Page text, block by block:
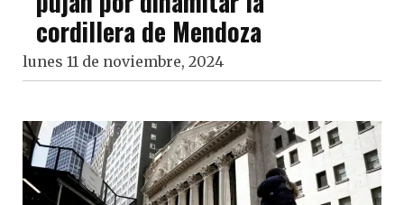
cordillera de Mendoza
lunes 11 de noviembre, 2024